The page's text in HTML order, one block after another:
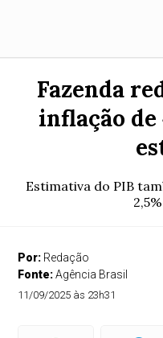
Fazenda
inflação de
Estimativa do PIB
Por: Redação
Fonte:Agência Brasil
11/09/2025 às 23h31